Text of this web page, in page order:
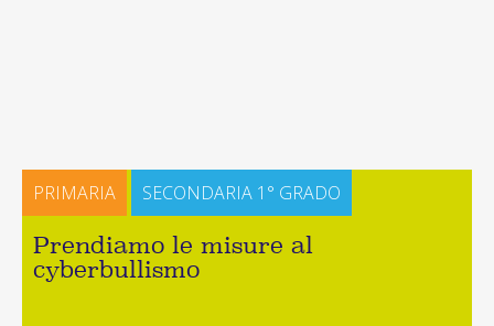
PRIMARIA SECONDARIA 1° GRADO
Prendiamo le misure al
cyberbullismo